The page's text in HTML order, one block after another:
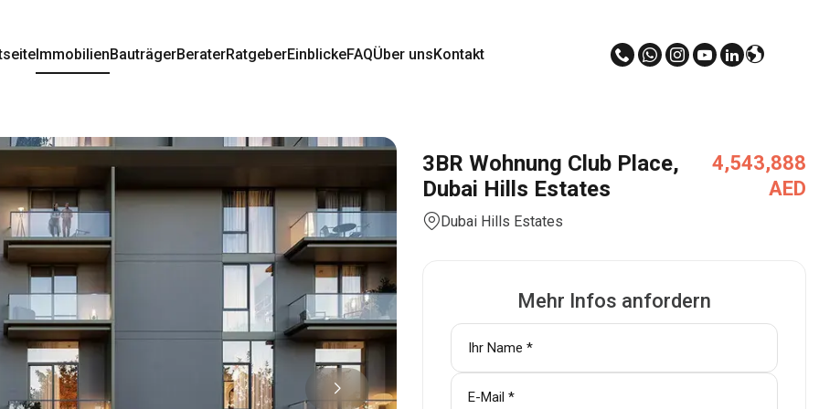
ImmobilienBauträgerBeraterRatgeberEinblickeFAQÜber unsKontakt
3BR Wohnung Club Place,
Dubai Hills Estates
Dubai Hills Estates
4,543,888
AED
Mehr Infos anfordern